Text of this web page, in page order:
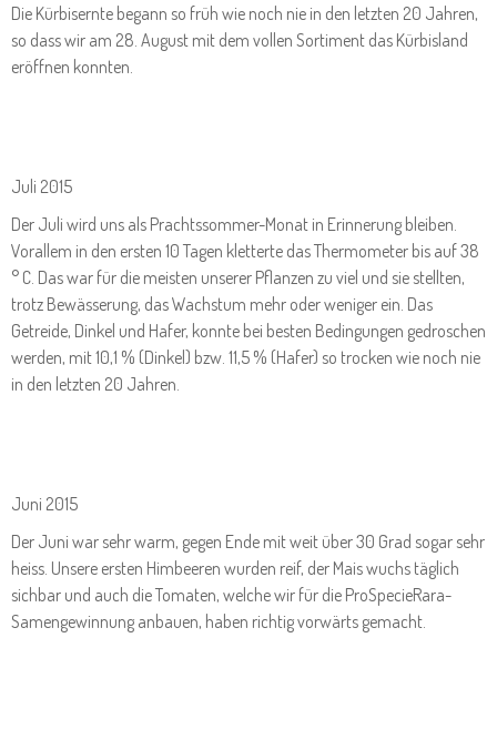
Die Kürbisernte begann so früh wie noch nie in den letzten 20 Jahren,
so dass wir am 28. August mit dem vollen Sortiment das Kürbisland
eröffnen konnten.
Juli 2015
Der Juli wird uns als Prachtssommer-Monat in Erinnerung bleiben.
Vorallem in den ersten 10 Tagen kletterte das Thermometer bis auf 38
° C. Das war für die meisten unserer Pflanzen zu viel und sie stellten,
trotz Bewässerung, das Wachstum mehr oder weniger ein. Das
Getreide, Dinkel und Hafer, konnte bei besten Bedingungen gedroschen
werden, mit 10,1 % (Dinkel) bzw. 11,5 % (Hafer) so trocken wie noch nie
in den letzten 20 Jahren.
Juni 2015
Der Juni war sehr warm, gegen Ende mit weit über 30 Grad sogar sehr
heiss. Unsere ersten Himbeeren wurden reif, der Mais wuchs täglich
sichbar und auch die Tomaten, welche wir für die ProSpecieRara-
Samengewinnung anbauen, haben richtig vorwärts gemacht.